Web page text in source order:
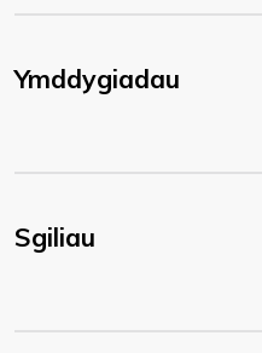
Ymddygiadau
Sgiliau